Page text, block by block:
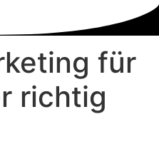
für
richtig